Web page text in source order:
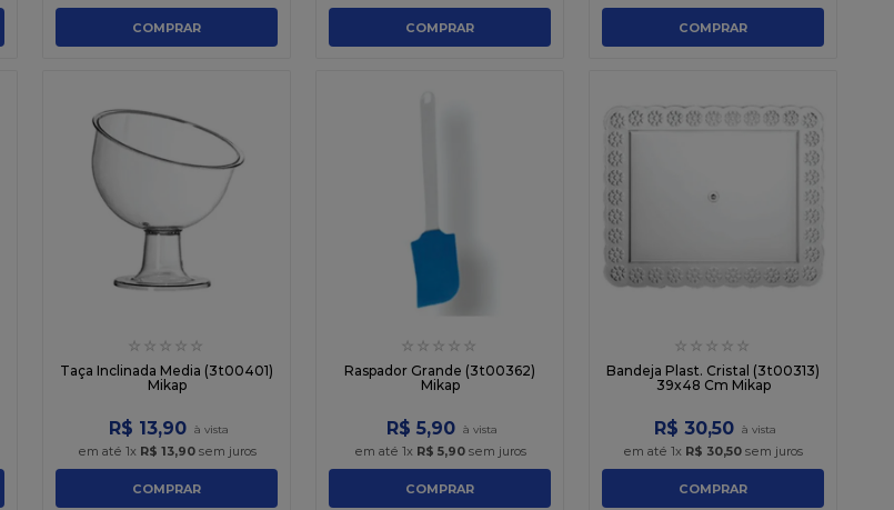
COMPRAR COMPRAR COMPRAR
☆ ☆ ☆ ☆ ☆
Taça Inclinada Media (3t00401)
Mikap
R$ 13,90
em até 1x R$ 13,90sem juros
COMPRAR
☆ ☆ ☆ ☆ ☆
Raspador Grande (3t00362)
Mikap
R$ 5,90
em até 1x R$ 5,90sem juros
COMPRAR
☆ ☆ ☆ ☆ ☆
Bandeja Plast. Cristal (3t00313)
39x48 Cm Mikap
R$ 30,50
em até 1x R$ 30,50 sem juros
COMPRAR